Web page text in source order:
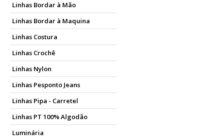
Linhas Bordar à Mão
Linhas Bordar à Maquina
Linhas Costura
Linhas Crochê
Linhas Nylon
Linhas Pesponto Jeans
Linhas Pipa - Carretel
Linhas PT 100% Algodão
Luminária